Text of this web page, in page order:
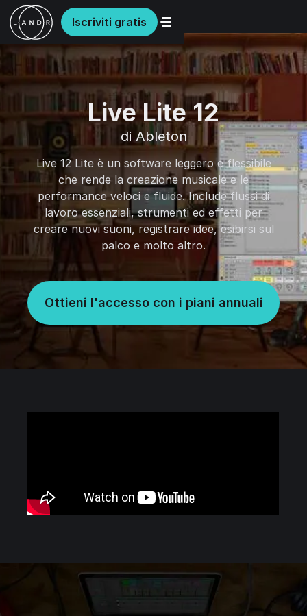
Iscriviti gratis
Live Lite 12
di Ableton
Live 12 Lite è un software leggero e flessibile
che rende la creazione musicale e le
performance veloci e fluide. Include flussi di
lavoro essenziali, strumenti ed effetti per
creare nuovi suoni, registrare idee, esibirsi sul
palco e molto altro.
Ottieni l'accesso con i piani annuali
Session View